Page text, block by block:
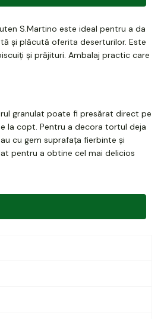
S.Martino este ideal pentru a da
și plăcută oferita deserturilor. Este
și prăjituri. Ambalaj practic care
granulat poate fi presărat direct pe
la copt. Pentru a decora tortul deja
cu gem suprafața fierbinte și
pentru a obtine cel mai delicios